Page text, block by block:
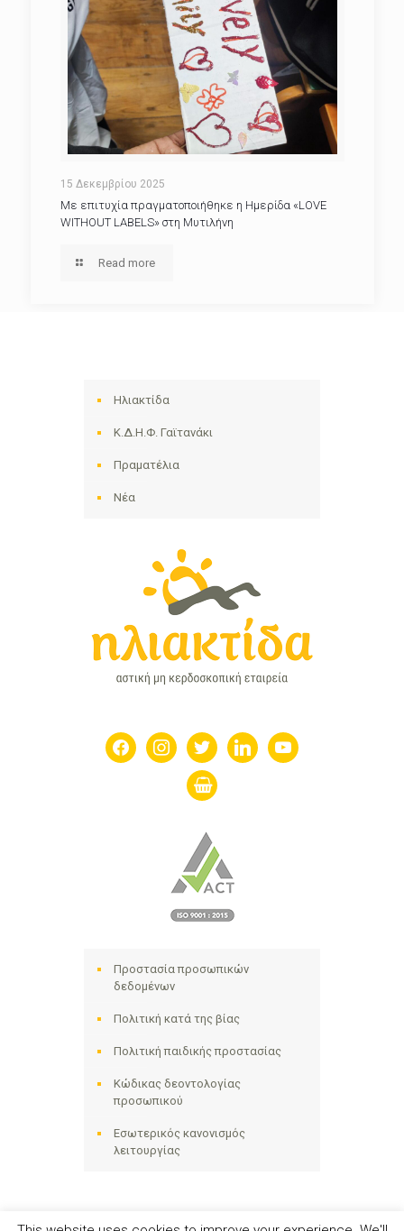
15 Δεκεμβρίου 2025
Με επιτυχία πραγματοποιήθηκε η Ημερίδα «LOVE
WITHOUT LABELS» στη Μυτιλήνη
Read more
Ηλιακτίδα
Κ.Δ.Η.Φ. Γαϊτανάκι
Πραματέλια
Νέα
facebookinstagramtwitter linkedin youtube
shopping-
basket
Προστασία προσωπικών
δεδομένων
Πολιτική κατά της βίας
Πολιτική παιδικής προστασίας
Κώδικας δεοντολογίας
προσωπικού
Εσωτερικός κανονισμός
λειτουργίας